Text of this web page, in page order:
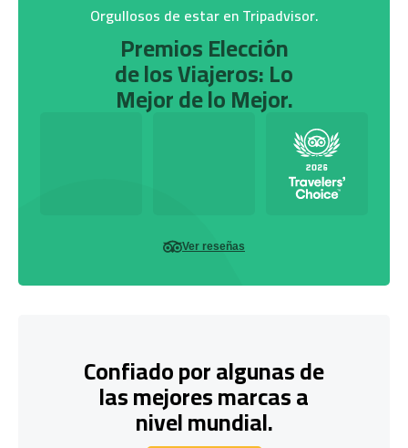
Orgullosos de estar en Tripadvisor.
Premios Elección
de los Viajeros: Lo
Mejor de lo Mejor.
Ver reseñas
Confiado por algunas de
las mejores marcas a
nivel mundial.